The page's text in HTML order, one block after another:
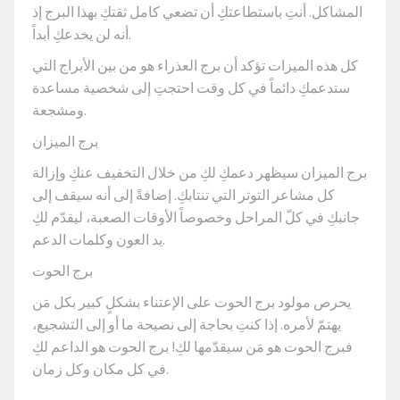
المشاكل. أنتِ باستطاعتكِ أن تضعي كامل ثقتكِ بهذا البرج إذ
أنه لن يخدعكِ أبداً.
كل هذه الميزات تؤكد أن برج العذراء هو من بين الأبراج التي
ستدعمكِ دائماً في كل وقت احتجتِ إلى شخصية مساعدة
ومشجعة.
برج الميزان
برج الميزان سيظهر دعمكِ لكِ من خلال التخفيف عنكِ وإزالة
كل مشاعر التوتر التي تنتابكِ. إضافةً إلى أنه سيقف إلى
جانبكِ في كلّ المراحل وخصوصاً الأوقات الصعبة، ليقدّم لكِ
يد العون وكلمات الدعم.
برج الحوت
يحرص مولود برج الحوت على الإعتناء بشكلٍ كبير بكل مَن
يهتمّ لأمره. إذا كنتِ بحاجة إلى نصيحة ما أو إلى التشجيع،
فبرج الحوت هو مَن سيقدّمها لكِ! برج الحوت هو الداعم لكِ
في كل مكان وكل زمان.